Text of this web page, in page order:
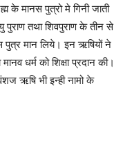
के मानस पुत्रो मे गिनी जाती
पुराण तथा शिवपुराण के तीन से
पुत्र मान लिये। इन ऋषियों ने
धर्म को शिक्षा प्रदान की।
ऋषि भी इन्ही नामो के